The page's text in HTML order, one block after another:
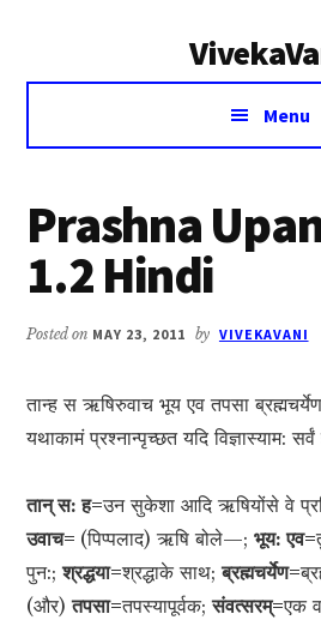
Voice
Vivekananda
Menu
Prashna
1.2 Hindi
Posted on MAY 23, 2011 by VIVEKAVANI
तान्ह स ऋषिरुवाच भूय एव तपसा
यथाकामं प्रश्नान्पृच्छत यदि विज्ञास्याम:
तान् स: ह=उन सुकेशा आदि ऋषियोंसे वे
उवाच= (पिप्पलाद) ऋषि बोले—;भूय: एव=
पुन:;श्रद्धया=श्रद्धाके साथ;ब्रह्मचर्येण=
(और)तपसा=तपस्यापूर्वक;संवत्सरम्=एक